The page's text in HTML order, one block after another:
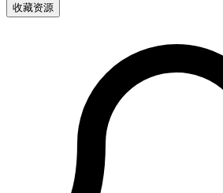
收藏资源